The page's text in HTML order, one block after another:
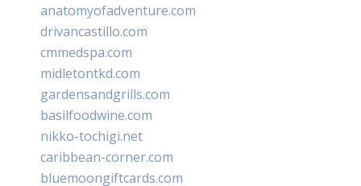
anatomyofadventure.com
drivancastillo.com
cmmedspa.com
midletontkd.com
gardensandgrills.com
basilfoodwine.com
nikko-tochigi.net
caribbean-corner.com
bluemoongiftcards.com